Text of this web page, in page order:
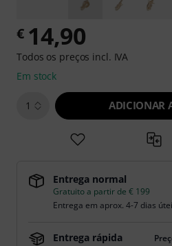
€ 14,90
Todos os preços incl. IVA
Em stock
1 ADICIONAR
Entrega normal
Gratuito a partir de € 199
Entrega em aprox. 4-7 dias
Entrega rápida